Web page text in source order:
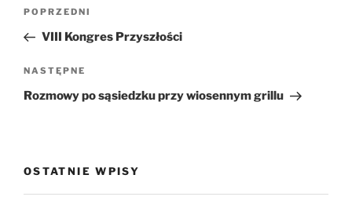
Poprzedni
wpis
POPRZEDNI
VIII Kongres Przyszłości
Następny
wpis
NASTĘPNE
Rozmowy po sąsiedzku przy wiosennym grillu
OSTATNIE WPISY